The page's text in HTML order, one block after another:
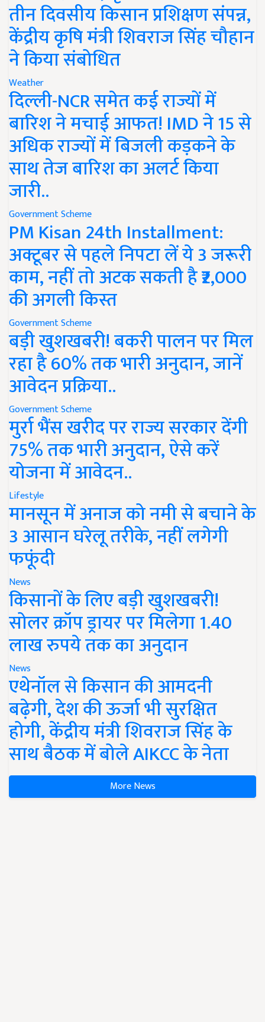
तीन दिवसीय किसान प्रशिक्षण संपन्न,
केंद्रीय कृषि मंत्री शिवराज सिंह चौहान
ने किया संबोधित
Weather
दिल्ली-NCR समेत कई राज्यों में
बारिश ने मचाई आफत! IMD ने 15 से
अधिक राज्यों में बिजली कड़कने के
साथ तेज बारिश का अलर्ट किया
जारी..
Government Scheme
PM Kisan 24th Installment:
अक्टूबर से पहले निपटा लें ये 3 जरूरी
काम, नहीं तो अटक सकती है ₹2,000
की अगली किस्त
Government Scheme
बड़ी खुशखबरी! बकरी पालन पर मिल
रहा है 60% तक भारी अनुदान, जानें
आवेदन प्रक्रिया..
Government Scheme
मुर्रा भैंस खरीद पर राज्य सरकार देंगी
75% तक भारी अनुदान, ऐसे करें
योजना में आवेदन..
Lifestyle
मानसून में अनाज को नमी से बचाने के
3 आसान घरेलू तरीके, नहीं लगेगी
फफूंदी
News
किसानों के लिए बड़ी खुशखबरी!
सोलर क्रॉप ड्रायर पर मिलेगा 1.40
लाख रुपये तक का अनुदान
News
एथेनॉल से किसान की आमदनी
बढ़ेगी, देश की ऊर्जा भी सुरक्षित
होगी, केंद्रीय मंत्री शिवराज सिंह के
साथ बैठक में बोले AIKCC के नेता
More News